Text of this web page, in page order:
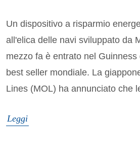
Un dispositivo a risparmio
all'elica delle navi sviluppato da
mezzo fa è entrato nel
best seller mondiale. La
Lines (MOL) ha annunciato che
Leggi